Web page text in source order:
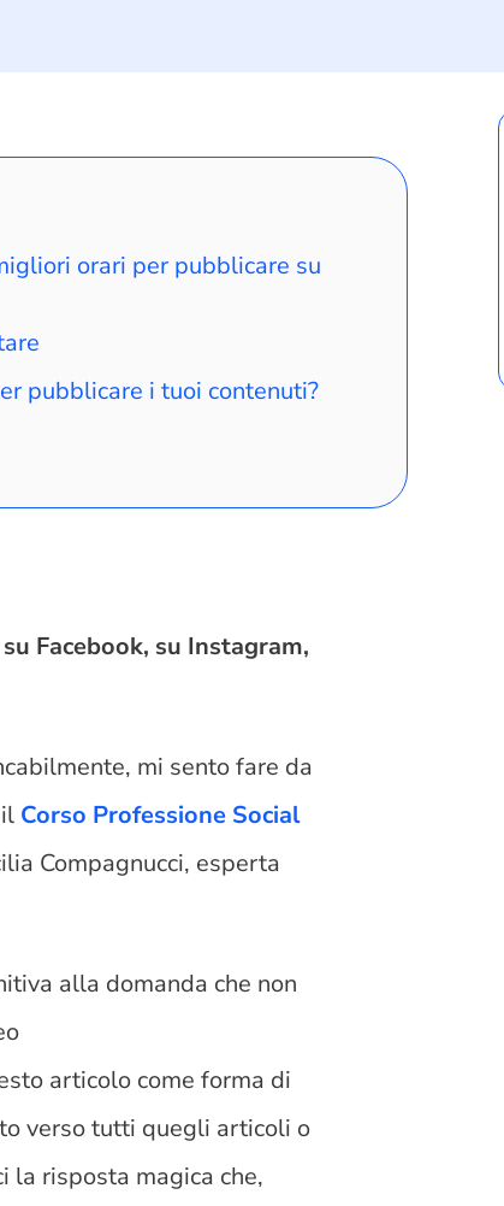
orari per pubblicare su
pubblicare i tuoi contenuti?
Facebook, su Instagram,
mi sento fare da
Corso Professione Social
Compagnucci, esperta
alla domanda che non
articolo come forma di
verso tutti quegli articoli o
la risposta magica che,